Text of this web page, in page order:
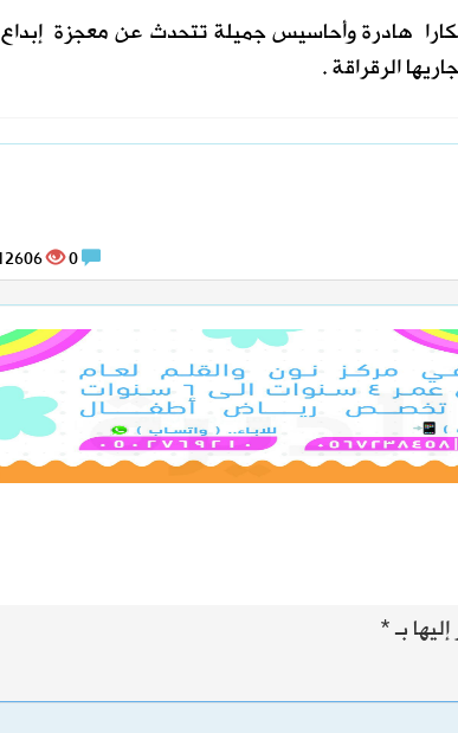
هادرة وأحاسيس جميلة تتحدث عن معجزة إبداع
الرقراقة .
12606
بـ*